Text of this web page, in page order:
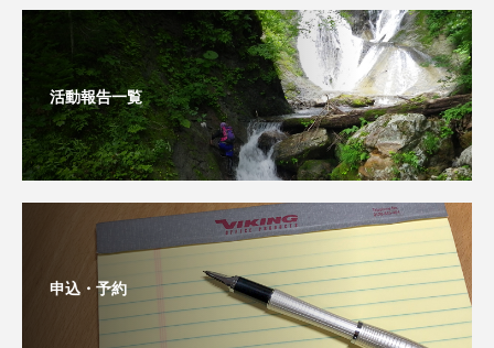
活動報告一覧
申込・予約